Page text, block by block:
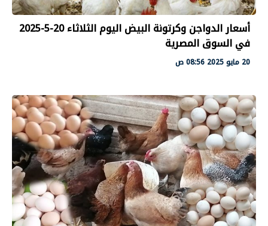
أسعار الدواجن وكرتونة البيض اليوم الثلاثاء 20-5-2025
في السوق المصرية
20 مايو 2025 08:56 ص